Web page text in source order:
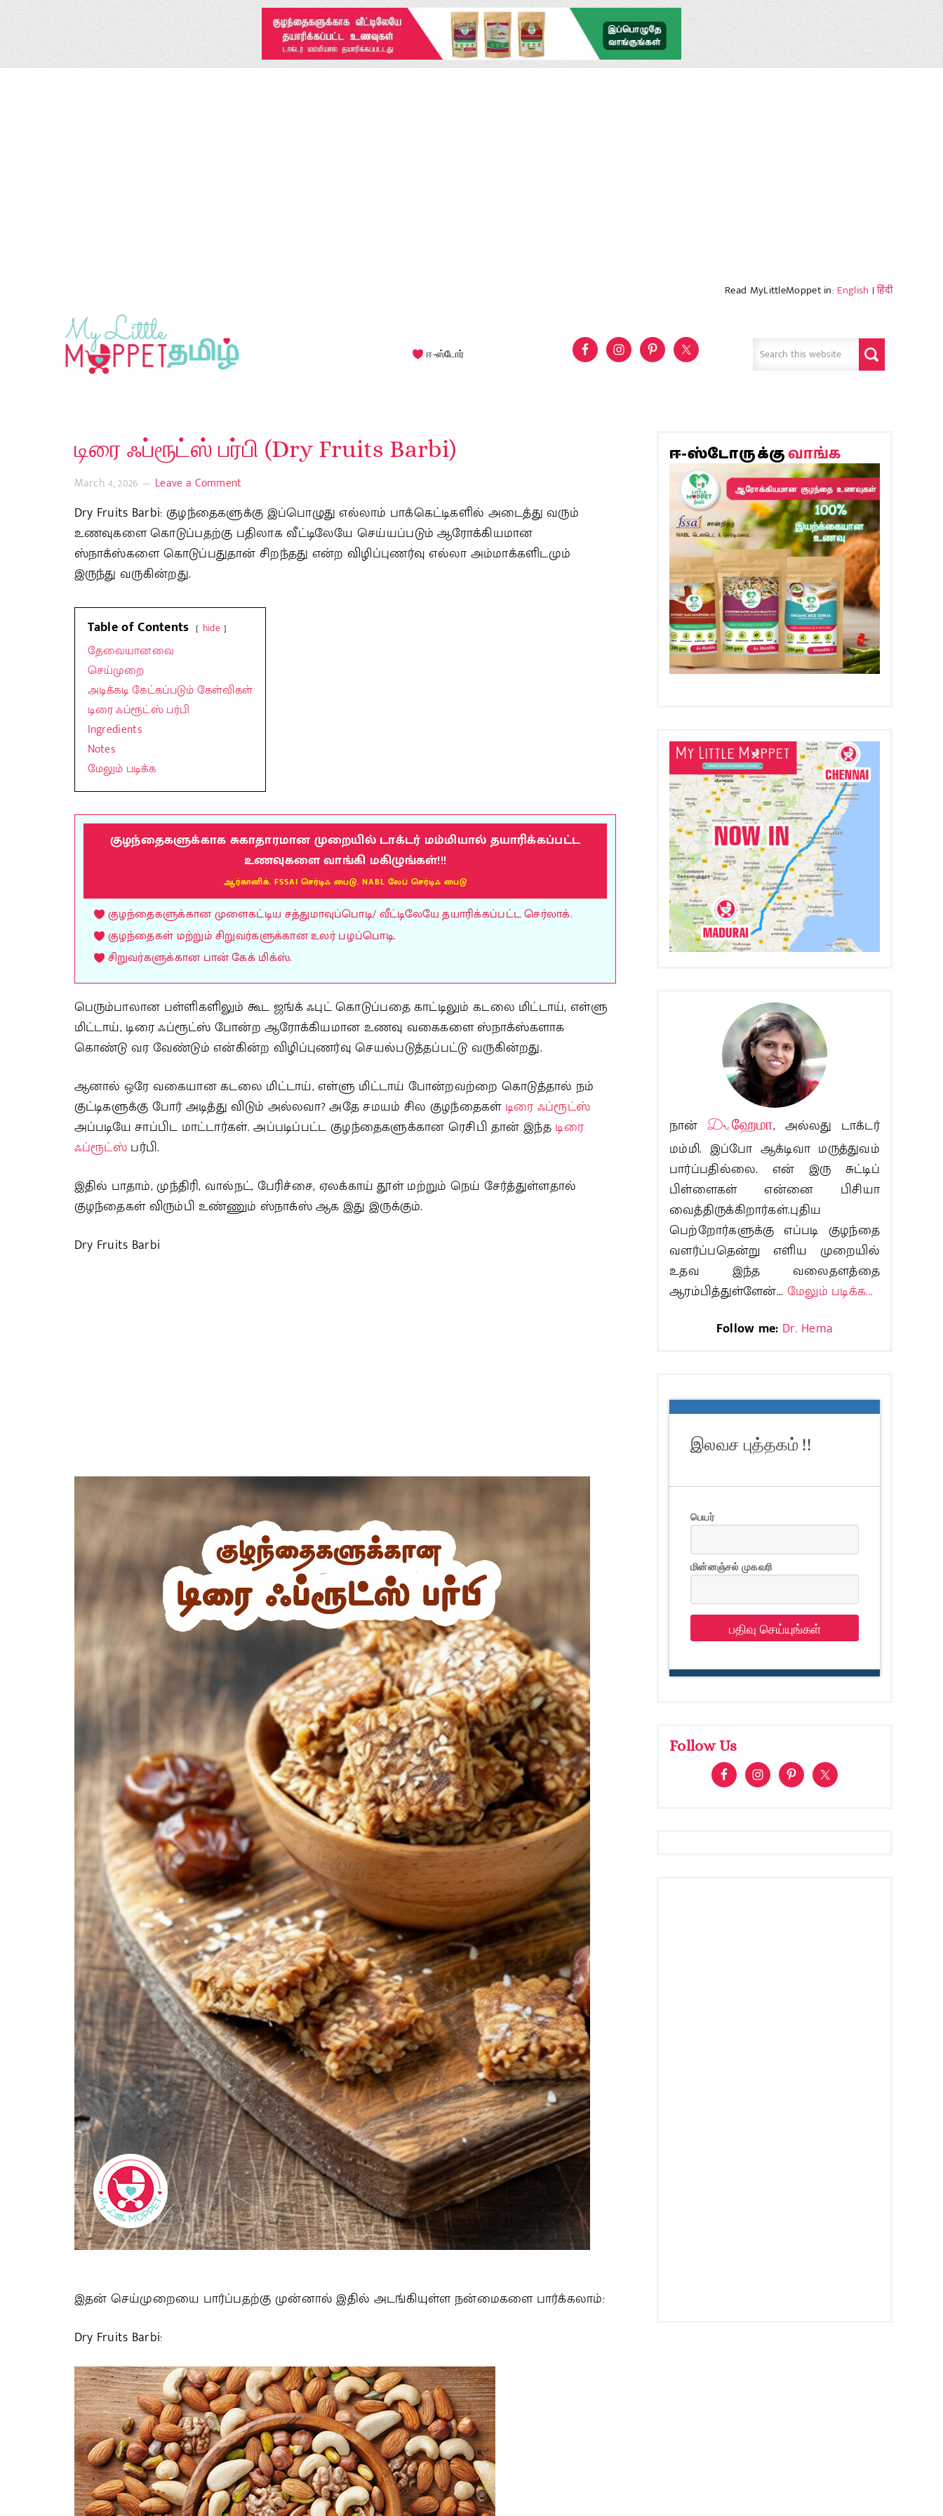
Read MyLittleMoppet in: English |हिंदी
ஈ-ஸ்டோர்
டிரை ஃப்ரூட்ஸ் பர்பி (Dry Fruits Barbi)
March 4, 2026 Leave a Comment
Dry Fruits Barbi: குழந்தைகளுக்கு இப்பொழுது எல்லாம் பாக்கெட்டிகளில் அடைத்து வரும்
உணவுகளை கொடுப்பதற்கு பதிலாக வீட்டிலேயே செய்யப்படும் ஆரோக்கியமான
ஸ்நாக்ஸ்களை கொடுப்பதுதான் சிறந்தது என்ற விழிப்புணர்வு எல்லா அம்மாக்களிடமும்
இருந்து வருகின்றது.
Table of Contents hide
தேவையானவை
செய்முறை
அடிக்கடி கேட்கப்படும் கேள்விகள்
டிரை ஃப்ரூட்ஸ் பர்பி
Ingredients
Notes
மேலும் படிக்க
குழந்தைகளுக்காக சுகாதாரமான முறையில் டாக்டர் மம்மியால் தயாரிக்கப்பட்ட
உணவுகளை வாங்கி மகிழுங்கள்!!!
ஆர்கானிக். FSSAI செர்டிஃ பைடு. NABL லேப் செர்டிஃ பைடு
குழந்தைகளுக்கான முளைகட்டிய சத்துமாவுப்பொடி/ வீட்டிலேயே தயாரிக்கப்பட்ட செர்லாக்.
குழந்தைகள் மற்றும் சிறுவர்களுக்கான உலர் பழப்பொடி.
சிறுவர்களுக்கான பான் கேக் மிக்ஸ்.
பெரும்பாலான பள்ளிகளிலும் கூட ஜங்க் ஃபுட் கொடுப்பதை காட்டிலும் கடலை மிட்டாய், எள்ளு
மிட்டாய், டிரை ஃப்ரூட்ஸ் போன்ற ஆரோக்கியமான உணவு வகைகளை ஸ்நாக்ஸ்களாக
கொண்டு வர வேண்டும் என்கின்ற விழிப்புணர்வு செயல்படுத்தப்பட்டு வருகின்றது.
ஆனால் ஒரே வகையான கடலை மிட்டாய், எள்ளு மிட்டாய் போன்றவற்றை கொடுத்தால் நம்
குட்டிகளுக்கு போர் அடித்து விடும் அல்லவா? அதே சமயம் சில குழந்தைகள் டிரை ஃப்ரூட்ஸ்
அப்படியே சாப்பிட மாட்டார்கள். அப்படிப்பட்ட குழந்தைகளுக்கான ரெசிபி தான் இந்த டிரை
ஃப்ரூட்ஸ் பர்பி.
இதில் பாதாம், முந்திரி, வால்நட், பேரிச்சை, ஏலக்காய் தூள் மற்றும் நெய் சேர்த்துள்ளதால்
குழந்தைகள் விரும்பி உண்ணும் ஸ்நாக்ஸ் ஆக இது இருக்கும்.
Dry Fruits Barbi
இதன் செய்முறையை பார்ப்பதற்கு முன்னால் இதில் அடங்கியுள்ள நன்மைகளை பார்க்கலாம்:
Dry Fruits Barbi:
ஈ-ஸ்டோருக்குவாங்க
நான் Dr.ஹேமா, அல்லது டாக்டர்
மம்மி. இப்போ ஆக்டிவா மருத்துவம்
பார்ப்பதில்லை. என் இரு சுட்டிப்
பிள்ளைகள் என்னை பிசியா
வைத்திருக்கிறார்கள்.புதிய
பெற்றோர்களுக்கு எப்படி குழந்தை
வளர்ப்பதென்று எளிய முறையில்
உதவ இந்த வலைதளத்தை
ஆரம்பித்துள்ளேன்... மேலும் படிக்க...
Follow me: Dr. Hema
இலவச புத்தகம் !!
பெயர்
மின்னஞ்சல் முகவரி
பதிவு செய்யுங்கள்
Follow Us